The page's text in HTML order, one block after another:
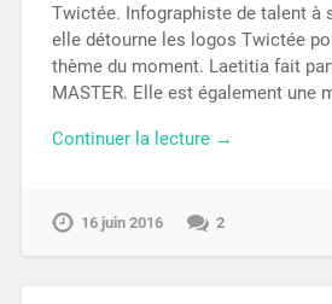
Twictée. Infographiste de talent à
elle détourne les logos Twictée
thème du moment. Laetitia fait
MASTER. Elle est également une
Continuer la lecture →
16 juin 2016 2